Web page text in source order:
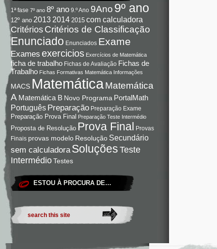
1ª fase 7º ano 8º ano 9.º Ano 9Ano 9º ano
12º ano 2013 2014 2015 com calculadora
Critérios Critérios de Classificação
Enunciado Enunciados Exame
Exames exercicios Exercícios de Matemática
ficha de trabalho Fichas de Avaliação Fichas de
Trabalho Fichas Formativas Matemática Informações
MACS Matemática Matemática
A Matemática B Novo Programa PortalMath
Português Preparação Preparação Exame
Preparação Prova Final Preparação Teste Intermédio
Proposta de Resolução Prova Final Provas
Finais provas modelo Resolução Secundário
sem calculadora Soluções Teste
IntermédioTestes
ESTOU À PROCURA DE…